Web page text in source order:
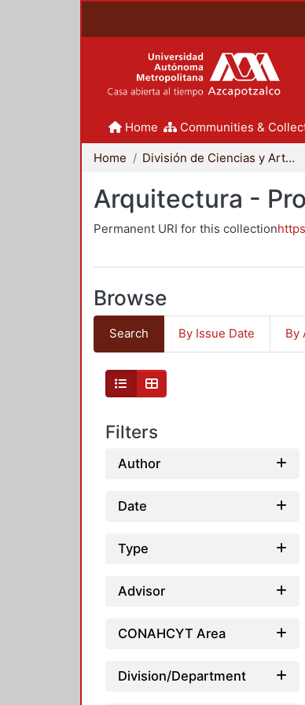
Home Communities &
Home División de Ciencias y Artes para el Diseño
Arquitectura -
Permanent URI for this collection
Browse
Search By Issue Date By
Filters
Author
Date
Type
Advisor
CONAHCYT Area
Division/Department